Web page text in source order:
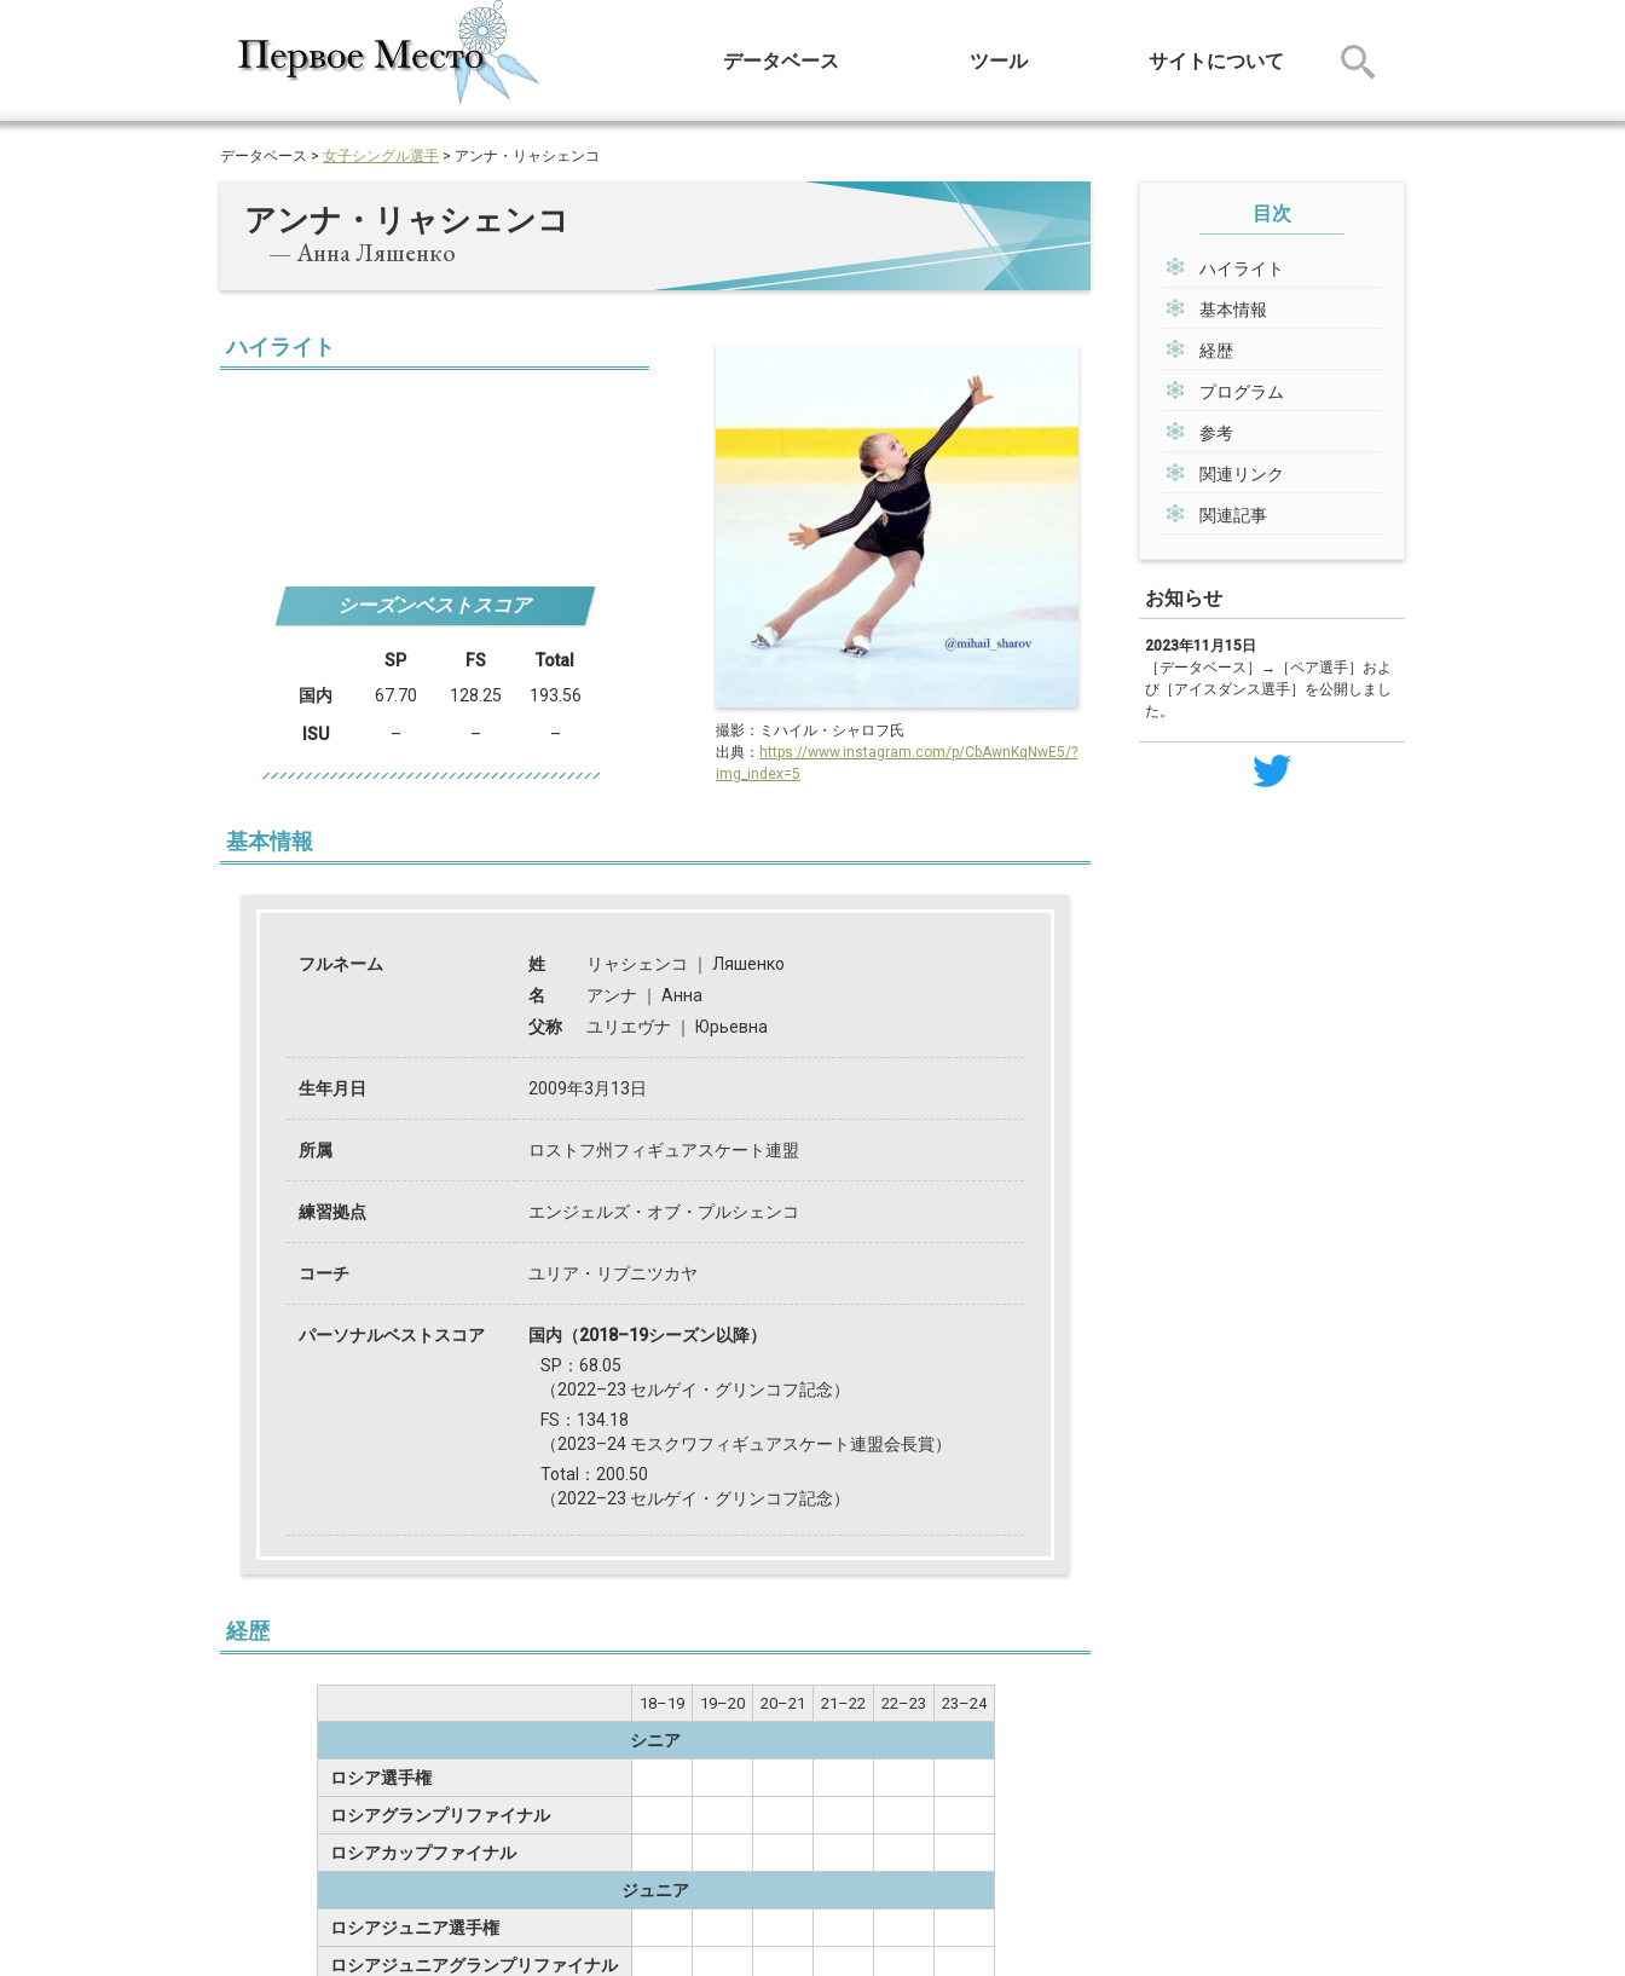
データベース ツール サイトについて
データベース > 女子シングル選手 > アンナ・リャシェンコ
アンナ・リャシェンコ
— Анна Ляшенко
撮影：ミハイル・シャロフ氏
出典： https://www.instagram.com/p/CbAwnKqNwE5/?
img_index=5
ハイライト
シーズンベストスコア
SP FS
Total
国内
67.70 128.25
193.56
ISU
– – –
基本情報
フルネーム 姓 リャシェンコ ｜
Ляшенко
名
アンナ ｜ Анна
父称
ユリエヴナ ｜ Юрьевна
生年月日 2009年3月13日
所属 ロストフ州フィギュアスケート連盟
練習拠点 エンジェルズ・オブ・プルシェンコ
コーチ ユリア・リプニツカヤ
パーソナルベストスコア
国内（2018–19シーズン以降）
SP：68.05
（2022–23 セルゲイ・グリンコフ記念）
FS：134.18
（2023–24 モスクワフィギュアスケート連盟会長賞）
Total：200.50
（2022–23 セルゲイ・グリンコフ記念）
経歴
18–19 19–20 20–21 21–22 22–23 23–24
シニア
ロシア選手権
ロシアグランプリファイナル
ロシアカップファイナル
ジュニア
ロシアジュニア選手権
ロシアジュニアグランプリファイナル
目次
ハイライト
基本情報
経歴
プログラム
参考
関連リンク
関連記事
お知らせ
2023年11月15日
［データベース］→［ペア選手］およ
び［アイスダンス選手］を公開しまし
た。